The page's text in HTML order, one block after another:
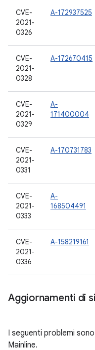
CVE-
2021-
0326
A-172937525
CVE-
2021-
0328
A-172670415
CVE-
2021-
0329
A-
171400004
CVE-
2021-
0331
A-170731783
CVE-
2021-
0333
A-
168504491
CVE-
2021-
0336
A-158219161
Aggiornamenti di
I seguenti problemi
Mainline.